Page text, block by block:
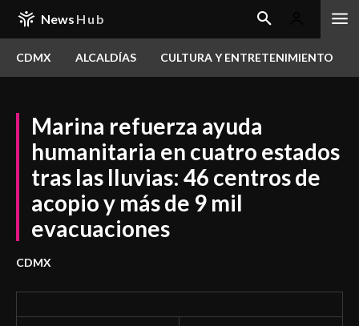
News Hub
CDMX ALCALDÍAS CULTURA Y ENTRETENIMIENTO
Marina refuerza ayuda
humanitaria en cuatro estados
tras las lluvias: 46 centros de
acopio y más de 9 mil
evacuaciones
CDMX